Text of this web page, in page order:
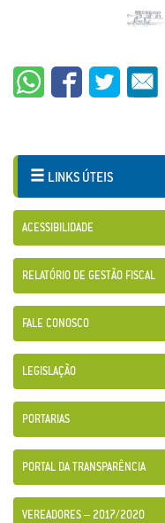
LINKS ÚTEIS
ACESSIBILIDADE
RELATÓRIO DE GESTÃO FISCAL
FALE CONOSCO
LEGISLAÇÃO
PORTARIAS
PORTAL DA TRANSPARÊNCIA
VEREADORES – 2017/2020